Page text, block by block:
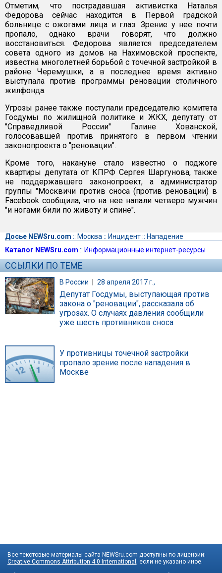
Отметим, что пострадавшая активистка Наталья
Федорова сейчас находится в Первой градской
больнице с ожогами лица и глаз. Зрение у нее почти
пропало, однако врачи говорят, что должно
восстановиться. Федорова является председателем
совета одного из домов на Нахимовской проспекте,
известна многолетней борьбой с точечной застройкой в
районе Черемушки, а в последнее время активно
выступала против программы реновации столичного
жилфонда.
Угрозы ранее также поступали председателю комитета
Госдумы по жилищной политике и ЖКХ, депутату от
"Справедливой России" Галине Хованской,
голосовавшей против принятого в первом чтении
законопроекта о "реновации".
Кроме того, накануне стало известно о поджоге
квартиры депутата от КПРФ Сергея Шаргунова, также
не поддержавшего законопроект, а администратор
группы "Москвичи против сноса (против реновации) в
Facebook сообщила, что на нее напали четверо мужчин
"и ногами били по животу и спине".
Досье NEWSru.com :: Москва :: Инцидент:: Нападение
Каталог NEWSru.com :: Информационные интернет-ресурсы
ССЫЛКИ ПО ТЕМЕ
В России | 28 апреля 2017 г.,
Депутат Госдумы, выступающая против
закона о "реновации", рассказала об
угрозах. О случаях давления сообщили
уже шесть противников сноса
У противницы точечной застройки
пропало зрение после нападения в
Москве
Все текстовые материалы сайта NEWSru.com доступны по лицензии:
Creative Commons Attribution 4.0 International , если не указано иное.